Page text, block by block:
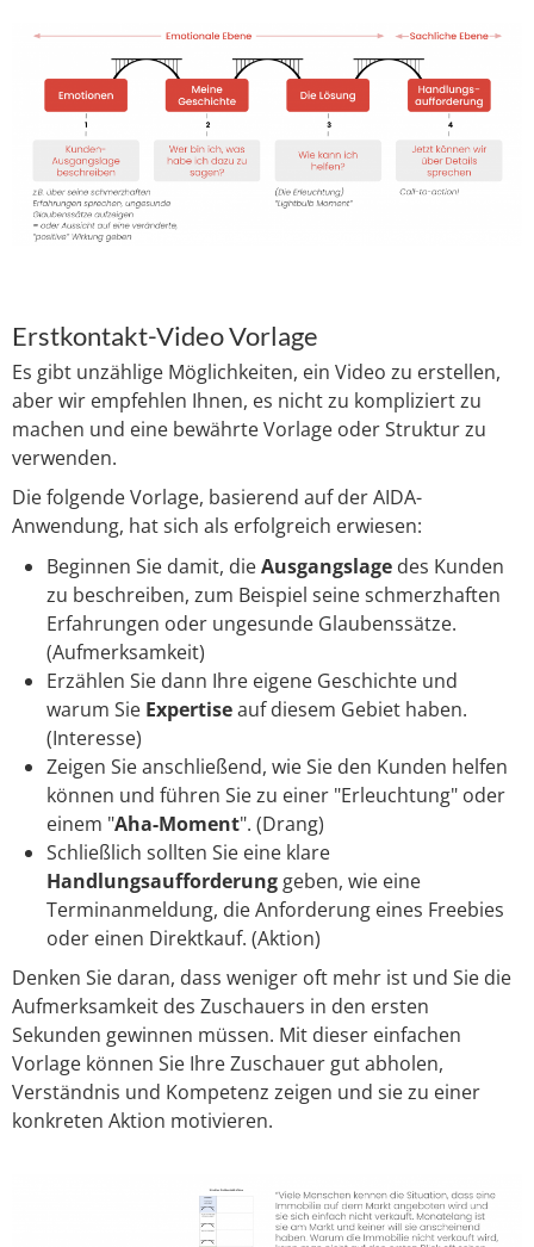
Erstkontakt-Video Vorlage
Es gibt unzählige Möglichkeiten, ein Video zu erstellen,
aber wir empfehlen Ihnen, es nicht zu kompliziert zu
machen und eine bewährte Vorlage oder Struktur zu
verwenden.
Die folgende Vorlage, basierend auf der AIDA-
Anwendung, hat sich als erfolgreich erwiesen:
Beginnen Sie damit, dieAusgangslagedes Kunden
zu beschreiben, zum Beispiel seine schmerzhaften
Erfahrungen oder ungesunde Glaubenssätze.
(Aufmerksamkeit)
Erzählen Sie dann Ihre eigene Geschichte und
warum Sie Expertiseauf diesem Gebiet haben.
(Interesse)
Zeigen Sie anschließend, wie Sie den Kunden helfen
können und führen Sie zu einer "Erleuchtung" oder
einem "Aha-Moment". (Drang)
Schließlich sollten Sie eine klare
Handlungsaufforderunggeben, wie eine
Terminanmeldung, die Anforderung eines Freebies
oder einen Direktkauf. (Aktion)
Denken Sie daran, dass weniger oft mehr ist und Sie die
Aufmerksamkeit des Zuschauers in den ersten
Sekunden gewinnen müssen. Mit dieser einfachen
Vorlage können Sie Ihre Zuschauer gut abholen,
Verständnis und Kompetenz zeigen und sie zu einer
konkreten Aktion motivieren.